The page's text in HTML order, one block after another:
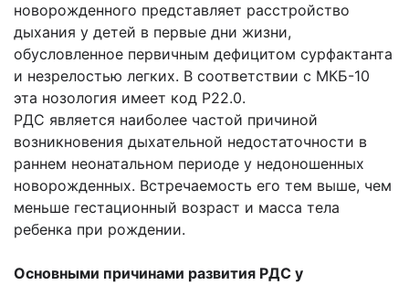
новорожденного представляет расстройство
дыхания у детей в первые дни жизни,
обусловленное первичным дефицитом сурфактанта
и незрелостью легких. В соответствии с МКБ-10
эта нозология имеет код P22.0.
РДС является наиболее частой причиной
возникновения дыхательной недостаточности в
раннем неонатальном периоде у недоношенных
новорожденных. Встречаемость его тем выше, чем
меньше гестационный возраст и масса тела
ребенка при рождении.
Основными причинами развития РДС у